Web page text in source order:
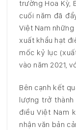
trường Hoa Kỳ,
cuối năm đã
Việt Nam
xuất khẩu hạt
mốc kỷ lục
vào năm 2021,
Bên cạnh kết
lượng trở
điều Việt Nam
nhận văn bản